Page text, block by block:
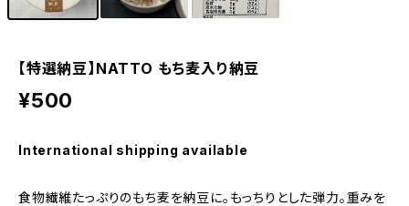
【特選納豆】NATTO もち麦入り納豆
¥500
International shipping available
食物繊維たっぷりのもち麦を納豆に。もっちりとした弾力。重みを